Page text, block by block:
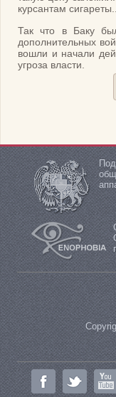
курсантам сигареты..
Так что в Баку
дополнительных
вошли и начали
угроза власти.